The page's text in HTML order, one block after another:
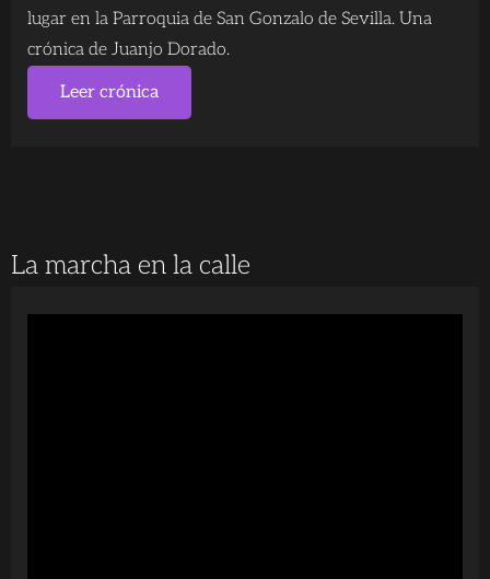
lugar en la Parroquia de San Gonzalo de Sevilla. Una
crónica de Juanjo Dorado.
Leer crónica
La marcha en la calle